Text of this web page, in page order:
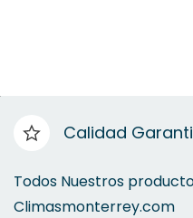
Calidad
Todos Nuestros
Climasmonterrey.com